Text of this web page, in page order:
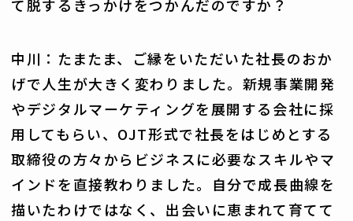
て脱するきっかけをつかんだのですか？
中川：たまたま、ご縁をいただいた社長のおか
げで人生が大きく変わりました。新規事業開発
やデジタルマーケティングを展開する会社に採
用してもらい、OJT形式で社長をはじめとする
取締役の方々からビジネスに必要なスキルやマ
インドを直接教わりました。自分で成長曲線を
描いたわけではなく、出会いに恵まれて育てて